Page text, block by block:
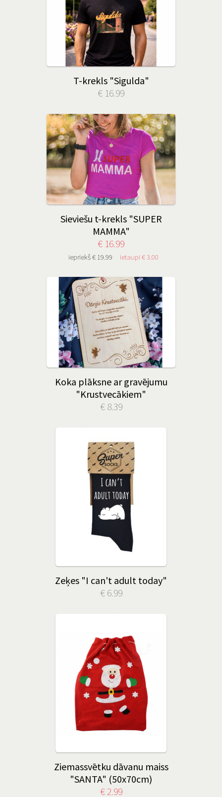
T-krekls "Sigulda"
€ 16.99
Sieviešu t-krekls "SUPER
MAMMA"
€ 16.99
iepriekš € 19.99 ietaupi € 3.00
Koka plāksne ar gravējumu
"Krustvecākiem"
€ 8.39
Zeķes "I can't adult today"
€ 6.99
Ziemassvētku dāvanu maiss
"SANTA" (50x70cm)
€ 2.99